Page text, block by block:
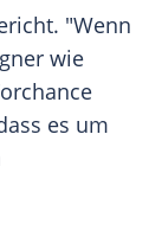
"Wenn
wie
es um